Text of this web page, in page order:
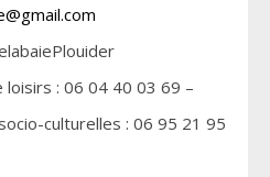
loisirs : 06 04 40 03 69 –
culturelles : 06 95 21 95